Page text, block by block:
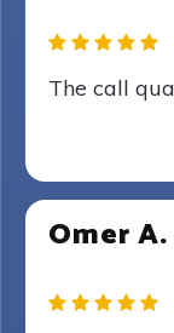
The call
Omer A.